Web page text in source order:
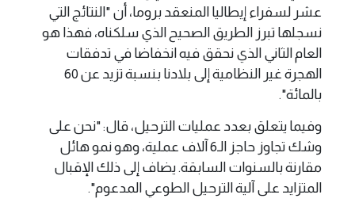
عشر لسفراء إيطاليا المنعقد بروما، أن "النتائج التي
نسجلها تبرز الطريق الصحيح الذي سلكناه، فهذا هو
العام الثاني الذي نحقق فيه انخفاضا في تدفقات
الهجرة غير النظامية إلى بلادنا بنسبة تزيد عن 60
بالمائة".
وفيما يتعلق بعدد عمليات الترحيل، قال: "نحن على
وشك تجاوز حاجز الـ6 آلاف عملية، وهو نمو هائل
مقارنة بالسنوات السابقة. يضاف إلى ذلك الإقبال
المتزايد على آلية الترحيل الطوعي المدعوم".